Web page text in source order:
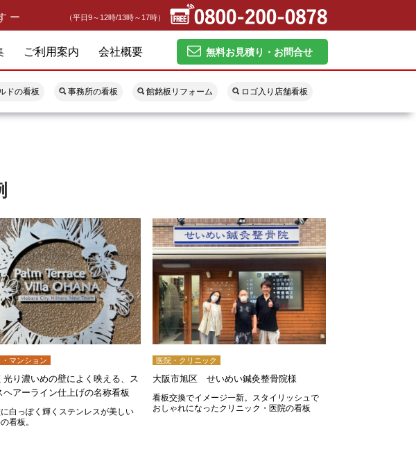
ー （平日9～12時/13時～17時）
ご利用案内 会社概要 無料お見積り・お問合せ
ドの看板 事務所の看板 館銘板リフォーム ロゴ入り店舗看板
マンション
光り濃いめの壁によく映える、ス
ヘアーライン仕上げの名称看板
白っぽく輝くステンレスが美しい
看板。
医院・クリニック
大阪市旭区 せいめい鍼灸整骨院様
看板交換でイメージ一新。スタイリッシュで
おしゃれになったクリニック・医院の看板